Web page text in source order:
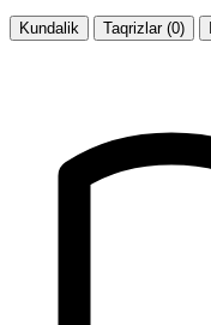
Kundalik Taqrizlar (0)